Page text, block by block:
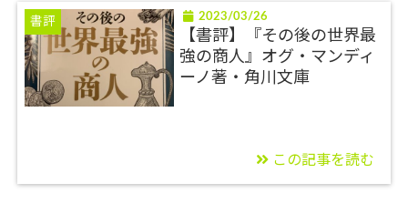
書評 2023/03/26
【書評】『その後の世界最
強の商人』オグ・マンディ
ーノ著・角川文庫
この記事を読む